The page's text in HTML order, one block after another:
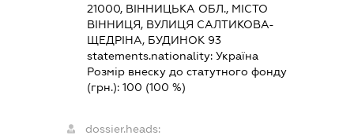
21000, ВІННИЦЬКА ОБЛ., МІСТО
ВІННИЦЯ, ВУЛИЦЯ САЛТИКОВА-
ЩЕДРІНА, БУДИНОК 93
statements.nationality: Україна
Розмір внеску до статутного фонду
(грн.): 100 (100 %)
dossier.heads: